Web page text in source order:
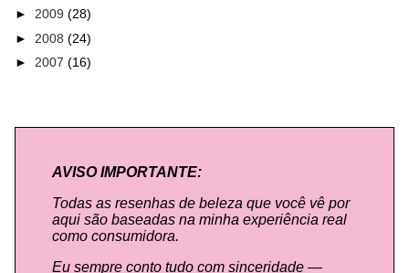
► 2009 (28)
► 2008 (24)
► 2007 (16)
AVISO IMPORTANTE:
Todas as resenhas de beleza que você vê por
aqui são baseadas na minha experiência real
como consumidora.
Eu sempre conto tudo com sinceridade —